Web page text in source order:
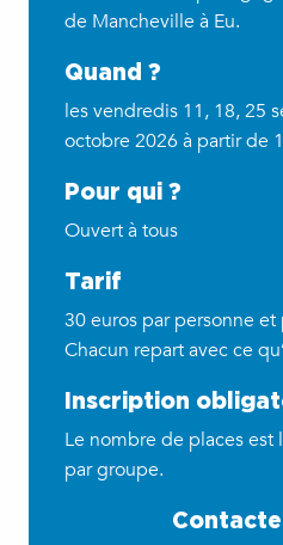
de Mancheville à Eu.
Quand ?
les vendredis 11, 18, 25
octobre 2026 à partir de
Pour qui ?
Ouvert à tous
Tarif
30 euros par personne
Chacun repart avec ce
Inscription
Le nombre de places est
par groupe.